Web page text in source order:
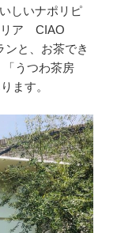
しいナポリピ
リア CIAO
と、お茶でき
うつわ茶房
ます。